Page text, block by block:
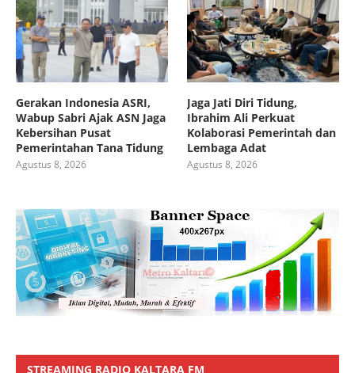
Gerakan Indonesia ASRI,
Wabup Sabri Ajak ASN Jaga
Kebersihan Pusat
Pemerintahan Tana Tidung
Agustus 8, 2026
Jaga Jati Diri Tidung,
Ibrahim Ali Perkuat
Kolaborasi Pemerintah dan
Lembaga Adat
Agustus 8, 2026
STREAMING RADIO KALTARA FM